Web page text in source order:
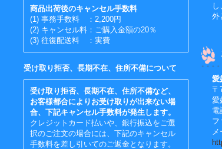
商品出荷後のキャンセル手数料
(1) 事務手数料 ：2,200円
(2) キャンセル料：ご購入金額の20％
(3) 往復配送料 ：実費
受け取り拒否、長期不在、住所不備について
受け取り拒否、長期不在、住所不備など、
お客様都合によりお受け取りが出来ない場
合、下記キャンセル手数料が発生します。
クレジットカード払いや、銀行振込をご選
択のご注文の場合には、下記のキャンセル
手数料を差し引いてのご返金となります。
外
愛
〒
愛
電
フ